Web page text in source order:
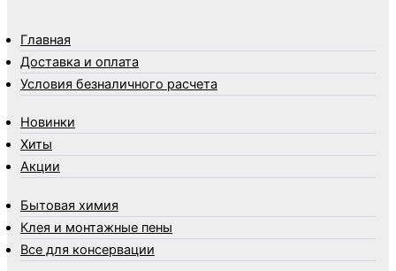
Товары для кухни
Товары для сада и огорода
Товары для туризма и отдыха
Упаковка
Фонари, лампы и удлинители
Швабры, стекломои, черенки и насадки
Шнуры, веревки и шпагаты
Электроника
Главная
Доставка и оплата
Условия безналичного расчета
Новинки
Хиты
Акции
Бытовая химия
Клея и монтажные пены
Все для консервации